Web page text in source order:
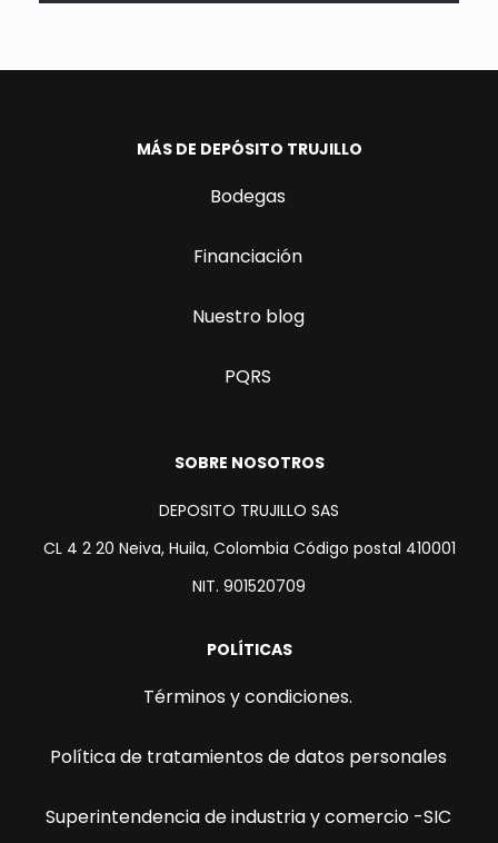
MÁS DE DEPÓSITO TRUJILLO
Bodegas
Financiación
Nuestro blog
PQRS
SOBRE NOSOTROS
DEPOSITO TRUJILLO SAS
CL 4 2 20 Neiva, Huila, Colombia Código postal 410001
NIT. 901520709
POLÍTICAS
Términos y condiciones.
Política de tratamientos de datos personales
Superintendencia de industria y comercio -SIC